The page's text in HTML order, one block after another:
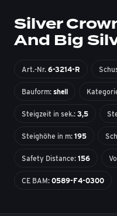
Silver
And Big
Art.-Nr. 6-3214-R
Bauform: shell
Steigzeit in sek.: 3,5
Steighöhe in m: 195
Safety Distance: 156
CE BAM: 0589-F4-0300